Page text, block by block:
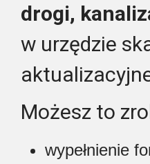
drogi,
w urzędzie
Możesz to
wypełnienie